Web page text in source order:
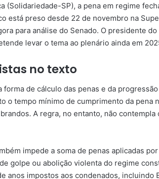
(Solidariedade-SP), a pena em regime
está preso desde 22 de novembro na
para análise do Senado. O presidente
levar o tema ao plenário ainda em
no texto
forma de cálculo das penas e da
o tempo mínimo de cumprimento da pena
A regra, no entanto, não
impede a soma de penas aplicadas
golpe ou abolição violenta do regime
anos impostos aos condenados, incluindo